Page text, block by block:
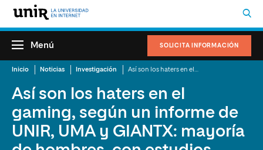
SOLICITA INFORMACIÓN
Menú
Inicio Noticias Investigación
Así son los haters en el
gaming, según un informe de
UNIR, UMA y GIANTX: mayoría